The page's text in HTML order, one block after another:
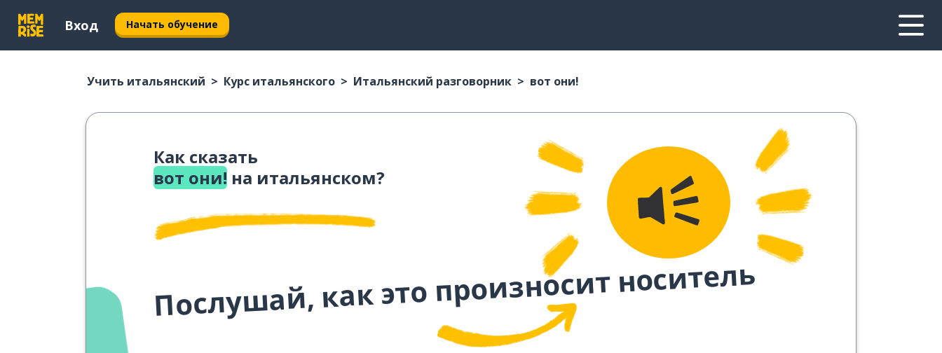
Вход Начать обучение
Учить итальянский Курс итальянского Итальянский разговорник вот они!
Как сказать
вот они! на итальянском?
Послушай, как это произносит носитель